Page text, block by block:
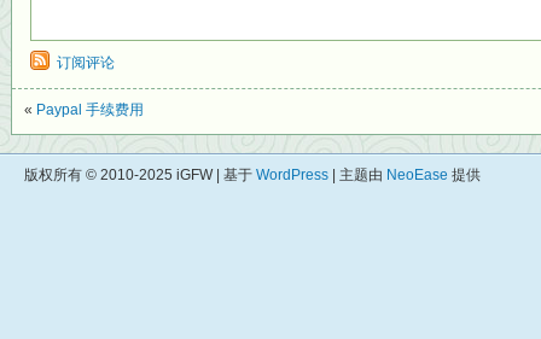
订阅评论
« Paypal 手续费用
版权所有 © 2010-2025 iGFW | 基于 WordPress | 主题由 NeoEase 提供